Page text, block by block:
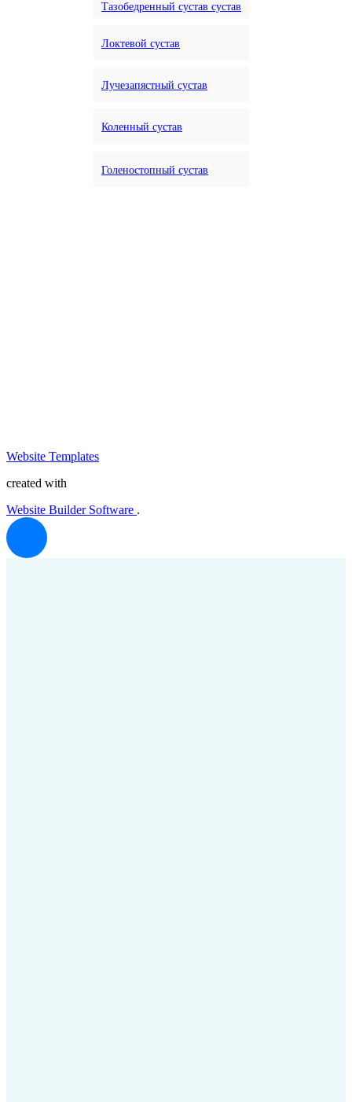
Тазобедренный сустав сустав
Локтевой сустав
Лучезапястный сустав
Коленный сустав
Голеностопный сустав
Website Templates
created with
Website Builder Software .